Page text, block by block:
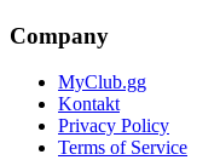
Company
MyClub.gg
Kontakt
Privacy Policy
Terms of Service